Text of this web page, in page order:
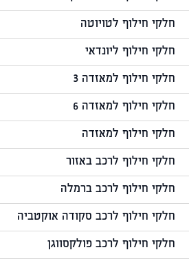
חלקי חילוף לטויוטה
חלקי חילוף ליונדאי
חלקי חילוף למאזדה 3
חלקי חילוף למאזדה 6
חלקי חילוף למאזדה
חלקי חילוף לרכב באזור
חלקי חילוף לרכב ברמלה
חלקי חילוף לרכב סקודה אוקטביה
חלקי חילוף לרכב פולקסווגן